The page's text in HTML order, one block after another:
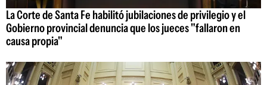
La Corte de Santa Fe habilitó jubilaciones de privilegio y el
Gobierno provincial denuncia que los jueces "fallaron en
causa propia"